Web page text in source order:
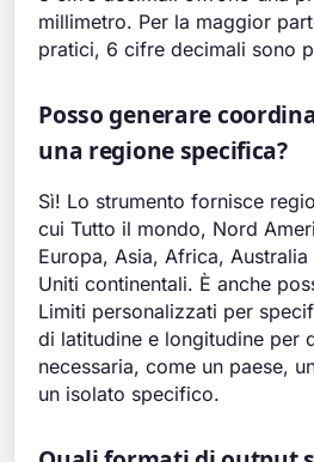
millimetro. Per la maggior
pratici, 6 cifre decimali sono
Posso generare
una regione specifica?
Sì! Lo strumento fornisce
cui Tutto il mondo, Nord
Europa, Asia, Africa, Australia
Uniti continentali. È anche
Limiti personalizzati per
di latitudine e longitudine per
necessaria, come un paese,
un isolato specifico.